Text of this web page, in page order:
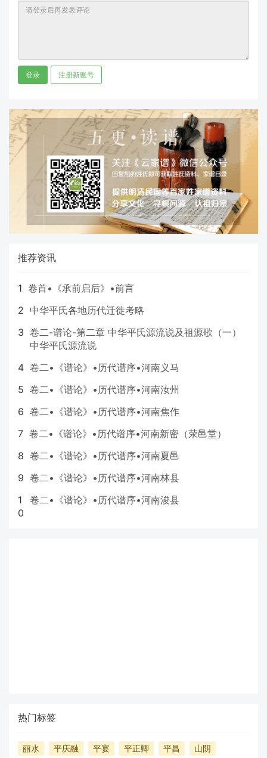
登录 注册新账号
推荐资讯
1 卷首•《承前启后》•前言
2 中华平氏各地历代迁徙考略
3 卷二-谱论-第二章 中华平氏源流说及祖源歌（一）
中华平氏源流说
4 卷二•《谱论》•历代谱序•河南义马
5 卷二•《谱论》•历代谱序•河南汝州
6 卷二•《谱论》•历代谱序•河南焦作
7 卷二•《谱论》•历代谱序•河南新密（荥邑堂）
8 卷二•《谱论》•历代谱序•河南夏邑
9 卷二•《谱论》•历代谱序•河南林县
1
0
卷二•《谱论》•历代谱序•河南浚县
热门标签
丽水 平庆融 平宴 平正卿 平昌
山阴